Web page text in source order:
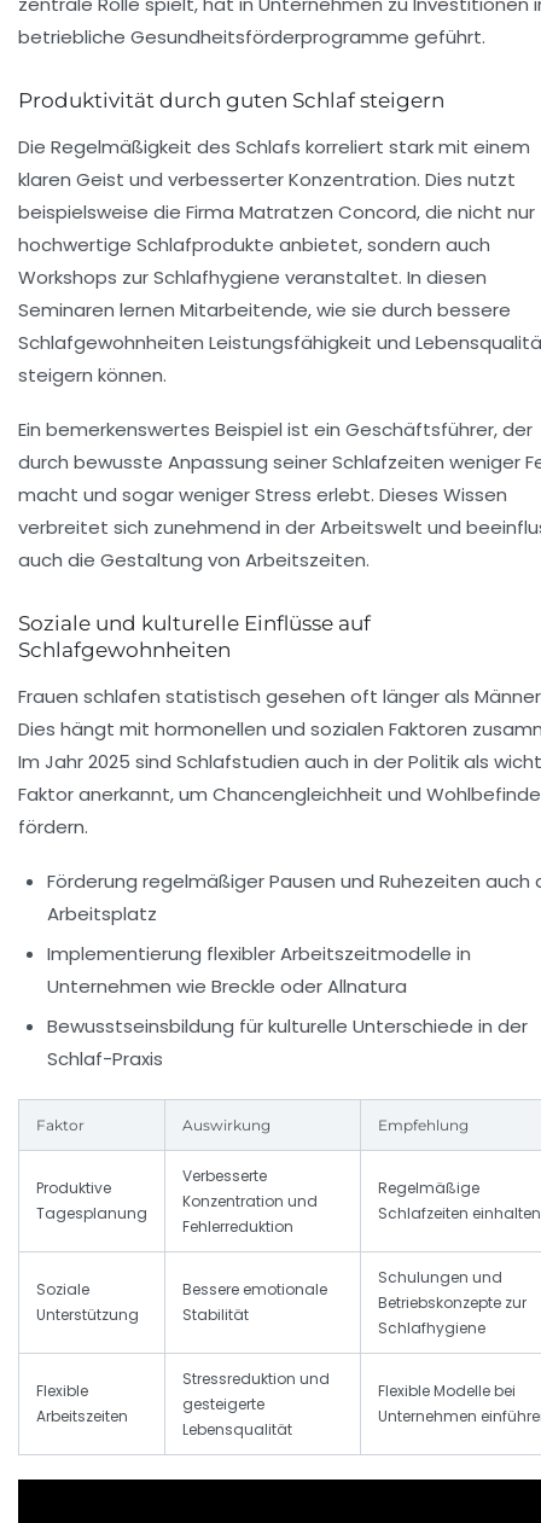
betriebliche Gesundheitsförderprogramme geführt.
Produktivität durch guten Schlaf steigern
Die Regelmäßigkeit des Schlafs korreliert stark mit einem
klaren Geist und verbesserter Konzentration. Dies nutzt
beispielsweise die Firma Matratzen Concord, die nicht nur
hochwertige Schlafprodukte anbietet, sondern auch
Workshops zur Schlafhygiene veranstaltet. In diesen
Seminaren lernen Mitarbeitende, wie sie durch bessere
Schlafgewohnheiten Leistungsfähigkeit und
steigern können.
Ein bemerkenswertes Beispiel ist ein Geschäftsführer, der
durch bewusste Anpassung seiner Schlafzeiten weniger
macht und sogar weniger Stress erlebt. Dieses Wissen
verbreitet sich zunehmend in der Arbeitswelt und
auch die Gestaltung von Arbeitszeiten.
Soziale und kulturelle Einflüsse auf
Schlafgewohnheiten
Frauen schlafen statistisch gesehen oft länger als
Dies hängt mit hormonellen und sozialen Faktoren
Im Jahr 2025 sind Schlafstudien auch in der Politik als
Faktor anerkannt, um Chancengleichheit und
fördern.
Förderung regelmäßiger Pausen und Ruhezeiten auch
Arbeitsplatz
Implementierung flexibler Arbeitszeitmodelle in
Unternehmen wie Breckle oder Allnatura
Bewusstseinsbildung für kulturelle Unterschiede in der
Schlaf-Praxis
Faktor Auswirkung Empfehlung
Produktive
Tagesplanung
Verbesserte
Konzentration und
Fehlerreduktion
Regelmäßige
Schlafzeiten einhalten
Soziale
Unterstützung
Bessere emotionale
Stabilität
Schulungen und
Betriebskonzepte zur
Schlafhygiene
Flexible
Arbeitszeiten
Stressreduktion und
gesteigerte
Lebensqualität
Flexible Modelle bei
Unternehmen